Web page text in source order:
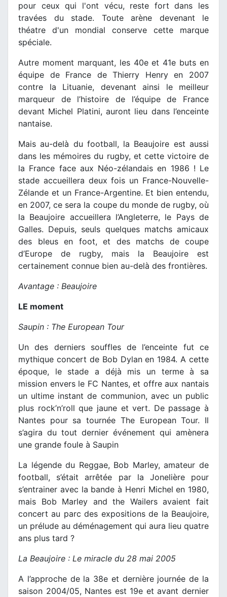
pour ceux qui l'ont vécu, reste fort dans les
travées du stade. Toute arène devenant le
théatre d'un mondial conserve cette marque
spéciale.
Autre moment marquant, les 40e et 41e buts en
équipe de France de Thierry Henry en 2007
contre la Lituanie, devenant ainsi le meilleur
marqueur de l’histoire de l’équipe de France
devant Michel Platini, auront lieu dans l’enceinte
nantaise.
Mais au-delà du football, la Beaujoire est aussi
dans les mémoires du rugby, et cette victoire de
la France face aux Néo-zélandais en 1986 ! Le
stade accueillera deux fois un France-Nouvelle-
Zélande et un France-Argentine. Et bien entendu,
en 2007, ce sera la coupe du monde de rugby, où
la Beaujoire accueillera l’Angleterre, le Pays de
Galles. Depuis, seuls quelques matchs amicaux
des bleus en foot, et des matchs de coupe
d’Europe de rugby, mais la Beaujoire est
certainement connue bien au-delà des frontières.
Avantage : Beaujoire
LE moment
Saupin : The European Tour
Un des derniers souffles de l’enceinte fut ce
mythique concert de Bob Dylan en 1984. A cette
époque, le stade a déjà mis un terme à sa
mission envers le FC Nantes, et offre aux nantais
un ultime instant de communion, avec un public
plus rock’n’roll que jaune et vert. De passage à
Nantes pour sa tournée The European Tour. Il
s’agira du tout dernier événement qui amènera
une grande foule à Saupin
La légende du Reggae, Bob Marley, amateur de
football, s’était arrêtée par la Jonelière pour
s’entrainer avec la bande à Henri Michel en 1980,
mais Bob Marley and the Wailers avaient fait
concert au parc des expositions de la Beaujoire,
un prélude au déménagement qui aura lieu quatre
ans plus tard ?
La Beaujoire : Le miracle du 28 mai 2005
A l’approche de la 38e et dernière journée de la
saison 2004/05, Nantes est 19e et avant dernier